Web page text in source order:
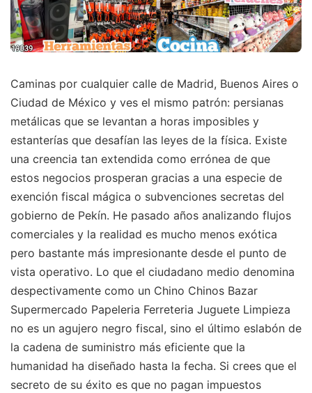
Caminas por cualquier calle de Madrid, Buenos Aires o
Ciudad de México y ves el mismo patrón: persianas
metálicas que se levantan a horas imposibles y
estanterías que desafían las leyes de la física. Existe
una creencia tan extendida como errónea de que
estos negocios prosperan gracias a una especie de
exención fiscal mágica o subvenciones secretas del
gobierno de Pekín. He pasado años analizando flujos
comerciales y la realidad es mucho menos exótica
pero bastante más impresionante desde el punto de
vista operativo. Lo que el ciudadano medio denomina
despectivamente como un Chino Chinos Bazar
Supermercado Papeleria Ferreteria Juguete Limpieza
no es un agujero negro fiscal, sino el último eslabón de
la cadena de suministro más eficiente que la
humanidad ha diseñado hasta la fecha. Si crees que el
secreto de su éxito es que no pagan impuestos